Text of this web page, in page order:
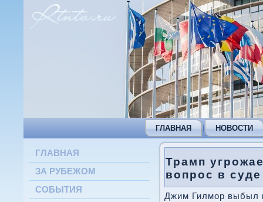
ГЛАВНАЯ НОВОСТИ
ГЛАВНАЯ
ЗА РУБЕЖОМ
СОБЫТИЯ
Трамп
вопрос в
Джим Гилмор выбыл